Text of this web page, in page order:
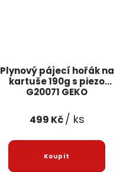
Plynový pájecí hořák na
kartuše 190g s piezo
G20071 GEKO
499 Kč/ ks